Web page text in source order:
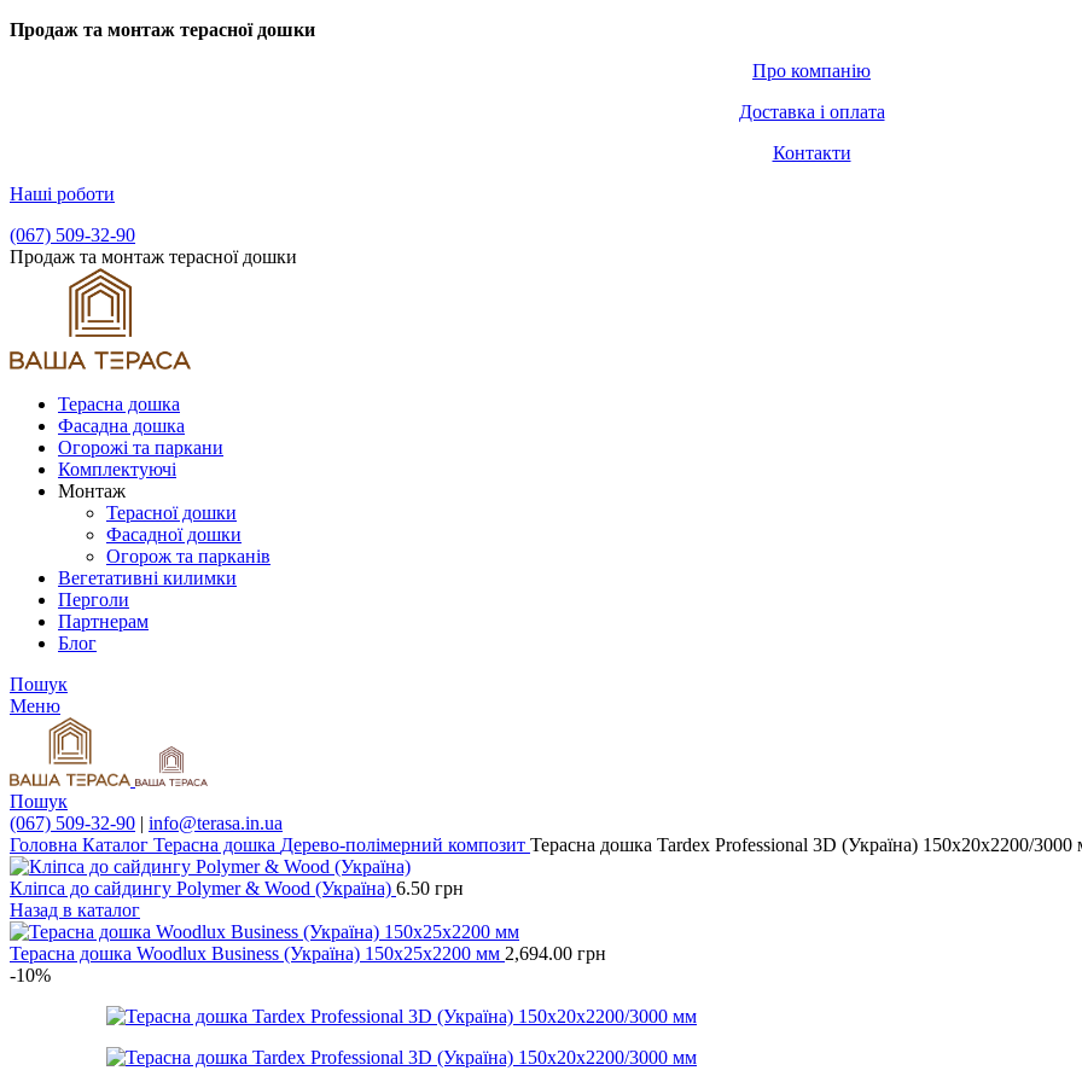
Продаж та монтаж терасної дошки
Про компанію
Доставка і оплата
Контакти
Наші роботи
(067) 509-32-90
Продаж та монтаж терасної дошки
Терасна дошка
Фасадна дошка
Огорожі та паркани
Комплектуючі
Монтаж
Терасної дошки
Фасадної дошки
Огорож та парканів
Вегетативні килимки
Перголи
Партнерам
Блог
Пошук
Меню
Пошук
(067) 509-32-90 | info@terasa.in.ua
Головна Каталог Терасна дошка Дерево-полімерний композит Терасна дошка Tardex Professional 3D (Україна) 150х20х2200/3000
Кліпса до сайдингу Polymer & Wood (Україна) 6.50 грн
Назад в каталог
Терасна дошка Woodlux Business (Україна) 150х25х2200 мм 2,694.00 грн
-10%